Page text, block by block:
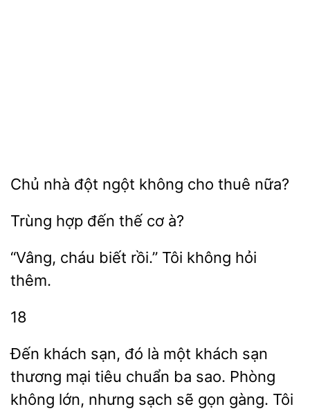
nhà đột không cho thuê
đến thế à?
cháu biết rồi.” Tôi hỏi
18
Đến khách sạn, đó là một khách sạn
thương mại tiêu chuẩn ba sao. Phòng
không lớn, nhưng sạch sẽ gọn gàng. Tôi